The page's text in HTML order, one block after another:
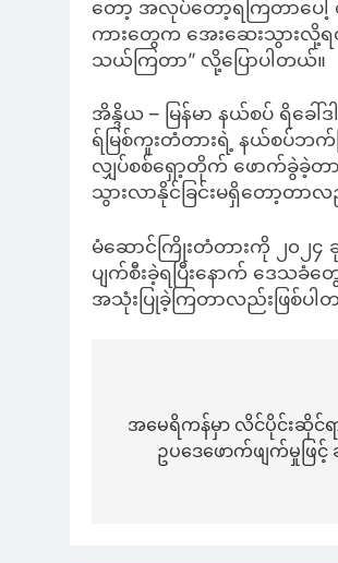
တော့ အလုပ်တော့ရကြတာပေ
ကားတွေက အေးဆေးသွား
သယ်ကြတာ” လို့ပြောပါတယ်။
အိန္ဒိယ – မြန်မာ နယ်စပ် ရိခ
ရ်မြစ်ကူးတံတားရဲ့ နယ်စပ်ဘ
လျှပ်စစ်ရှော့တိုက် ဖောက်ခွဲခဲ့တ
သွားလာနိုင်ခြင်းမရှိတော့တာလ
မံဆောင်ကြိုးတံတားကို ၂၀၂၄
ပျက်စီးခဲ့ရပြီးနောက် ဒေ
အသုံးပြုခဲ့ကြတာလည်းဖြစ်ပါ
navigation
အမေရိကန်မှာ လိင်ပိုင်းဆိုင်ရ
ဥပဒေဖောက်ဖျက်မှုဖြင့်